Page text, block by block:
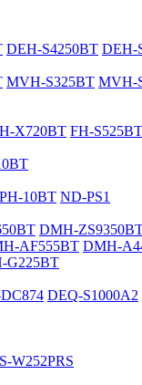
DEH-S4250BT DEH-
MVH-S325BT MVH-
X720BT FH-S525BT
10BT ND-PS1
DMH-
AF555BT DMH-
G225BT
DEQ-S1000A2
W252PRS